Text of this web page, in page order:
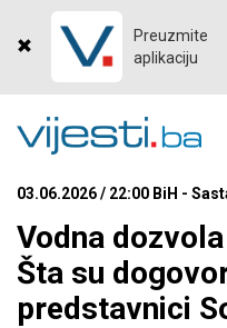
Preuzmite
aplikaciju
03.06.2026 / 22:00 BiH -
Vodna
Šta su
predstavnici